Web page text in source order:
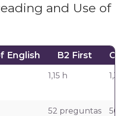
and Use of
English B2 First
1,15 h
52 preguntas
56